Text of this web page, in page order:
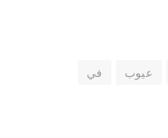
عيوب
في